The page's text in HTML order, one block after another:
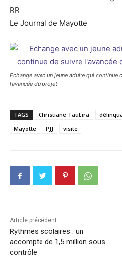
RR
Le Journal de Mayotte
Echange avec un jeune adulte qui continue
l’avancée du projet
TAGS Christiane Taubira
Mayotte
PJJ visite
Article précédent
Rythmes scolaires : un
accompte de 1,5 million sous
contrôle